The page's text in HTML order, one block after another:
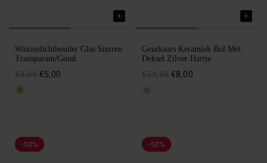
Waxinelichthouder Glas Sterren
Transparant/goud
€9,99 €5,00
Geurkaars Keramiek Bol Met
Deksel Zilver Hartje
€14,99 €8,00
-50% -50%